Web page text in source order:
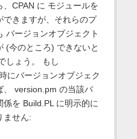
、CPAN に モジュールを
できますが、それらのプ
バージョンオブジェクト
(今のところ) できないと
しょう。 もし
にバージョンオブジェク
、 version.pm の当該バ
を Build.PL に明示的に
ません: